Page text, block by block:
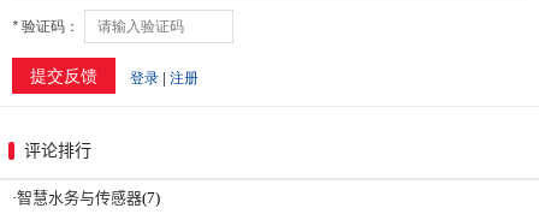
评论排行
·智慧水务与传感器(7)